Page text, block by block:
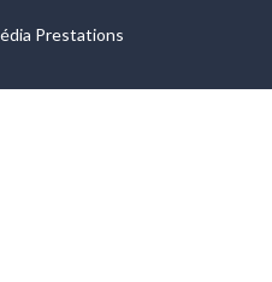
Prestations